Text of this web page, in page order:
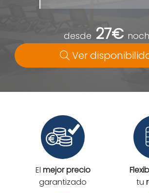
desde 27€
Ver
El mejor precio
garantizado
tu